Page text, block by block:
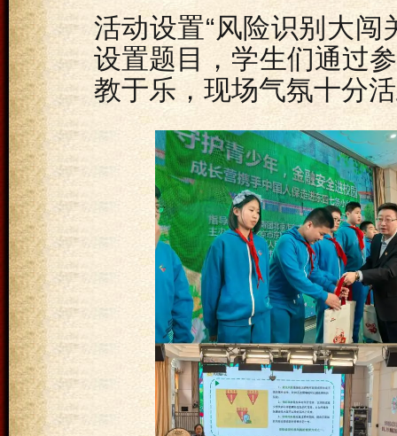
活动设置“风险识别大闯
设置题目，学生们通过
教于乐，现场气氛十分